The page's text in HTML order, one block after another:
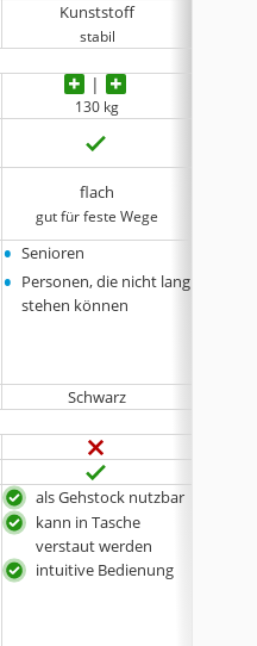
Kunststoff
stabil
130 kg
flach
gut für feste Wege
• Senioren
• Personen, die nicht lang
stehen können
Schwarz
als Gehstock nutzbar
kann in Tasche
verstaut werden
intuitive Bedienung